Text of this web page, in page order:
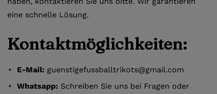
eine schnelle Lösung.
Kontaktmöglichkeiten:
E-Mail: guenstigefussballtrikots@gmail.com
Whatsapp: Schreiben Sie uns bei Fragen oder